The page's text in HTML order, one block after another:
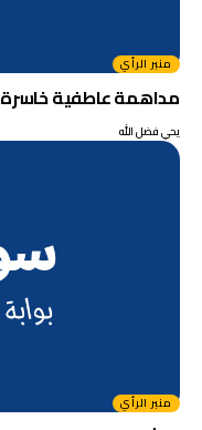
منبر الرأي
مداهمة عاطفية
يحي فضل الله
منبر الرأي